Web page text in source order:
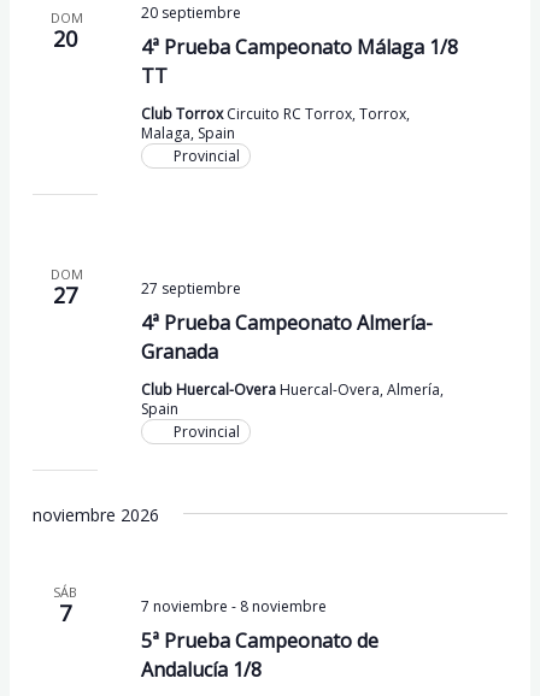
DOM
20
4ª Prueba Campeonato Málaga 1/8
TT
20 septiembre
Club TorroxCircuito RC Torrox, Torrox,
Malaga, Spain
Provincial
DOM
27
4ª Prueba Campeonato Almería-
Granada
27 septiembre
Club Huercal-Overa Huercal-Overa, Almería,
Spain
Provincial
noviembre 2026
SÁB
7
5ª Prueba Campeonato de
Andalucía 1/8
7 noviembre - 8 noviembre